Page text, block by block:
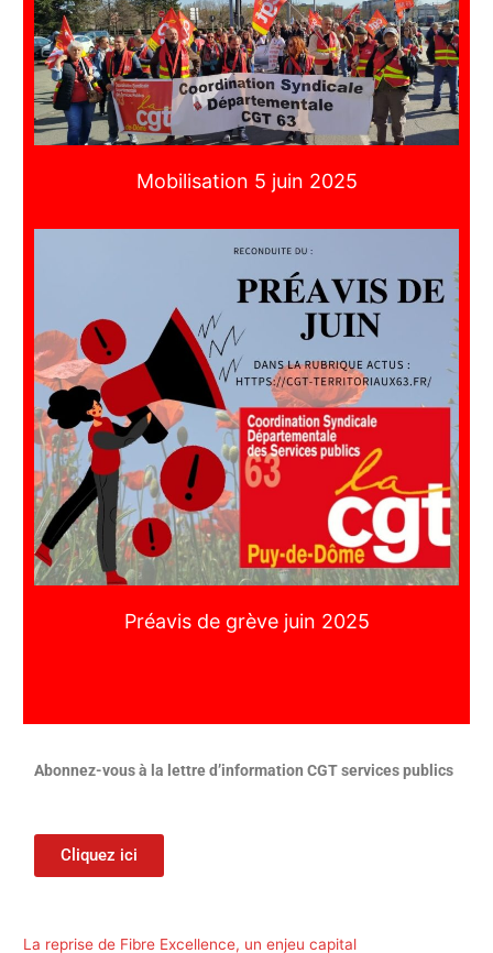
Mobilisation 5 juin 2025
Préavis de grève juin 2025
Abonnez-vous à la lettre d’information CGT services publics
Cliquez ici
La reprise de Fibre Excellence, un enjeu capital